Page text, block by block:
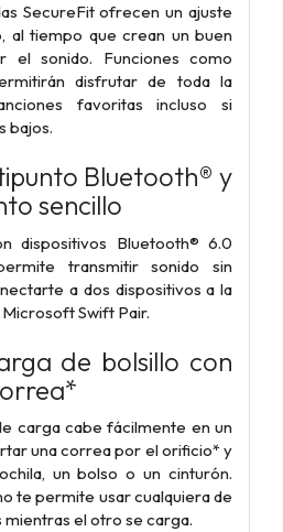
SecureFit ofrecen un ajuste
al tiempo que crean un buen
el sonido. Funciones como
disfrutar de toda la
favoritas incluso si
bajos.
Bluetooth® y
sencillo
dispositivos Bluetooth® 6.0
transmitir sonido sin
a dos dispositivos a la
Swift Pair.
de bolsillo con
carga cabe fácilmente en un
una correa por el orificio* y
un bolso o un cinturón.
te permite usar cualquiera de
el otro se carga.